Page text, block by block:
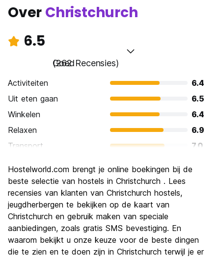
Over Christchurch
6.5
Goed
(262 Recensies)
Activiteiten
6.4
Uit eten gaan
6.5
Winkelen
6.4
Relaxen
6.9
Transport
7.0
Cultuur
Uitgaan
Waarde voor uw geld
Hostelworld.com brengt je online boekingen bij de
beste selectie van hostels in Christchurch . Lees
recensies van klanten van Christchurch hostels,
jeugdherbergen te bekijken op de kaart van
Christchurch en gebruik maken van speciale
aanbiedingen, zoals gratis SMS bevestiging. En
waarom bekijkt u onze keuze voor de beste dingen
die te zien en te doen zijn in Christchurch terwijl je er